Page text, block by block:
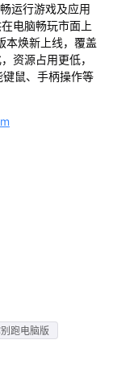
运行游戏及应用
电脑畅玩市面上
本焕新上线，覆盖
资源占用更低，
鼠、手柄操作等
跑电脑版